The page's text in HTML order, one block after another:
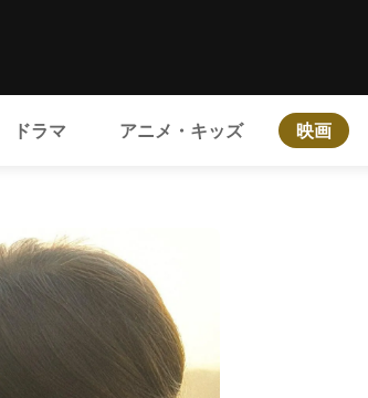
ドラマ アニメ・キッズ 映画